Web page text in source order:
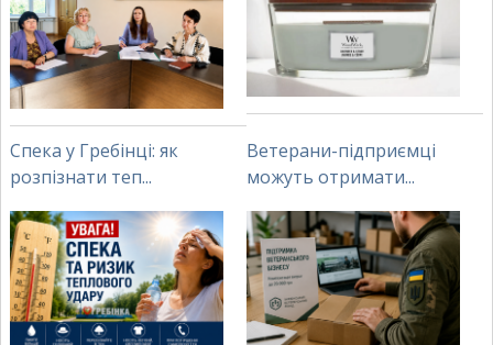
Спека у Гребінці: як
розпізнати теп...
Ветерани-підприємці
можуть отримати...